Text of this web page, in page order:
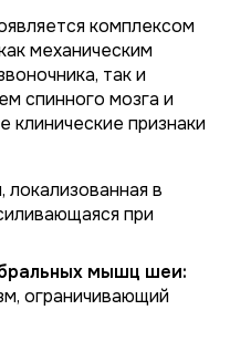
комплексом
механическим
так и
спинного мозга и
признаки
локализованная в
при
мышц шеи:
ограничивающий